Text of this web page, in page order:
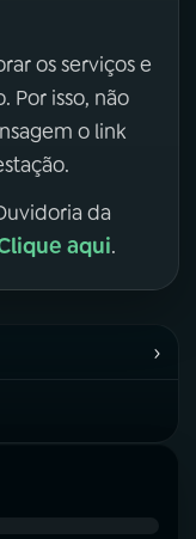
os serviços e
Por isso, não
o link
da
aqui.
›